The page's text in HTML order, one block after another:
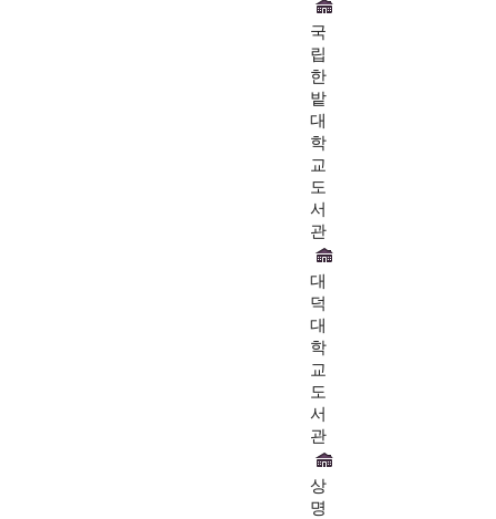
국
립
한
밭
대
학
교
도
서
관
대
덕
대
학
교
도
서
관
상
명